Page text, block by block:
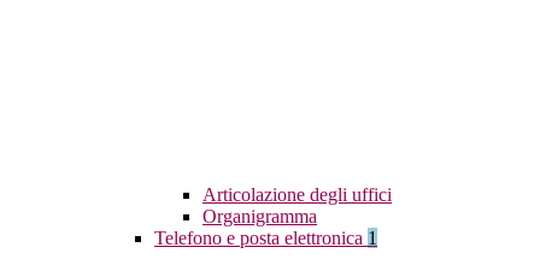
Articolazione degli uffici
Organigramma
Telefono e posta elettronica 1